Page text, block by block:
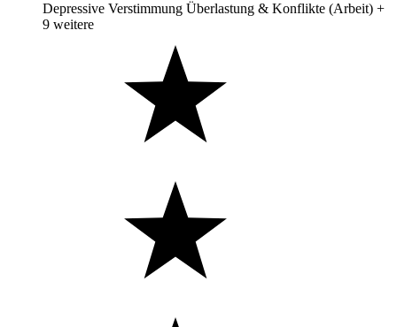
Depressive Verstimmung Überlastung & Konflikte (Arbeit) +
9 weitere